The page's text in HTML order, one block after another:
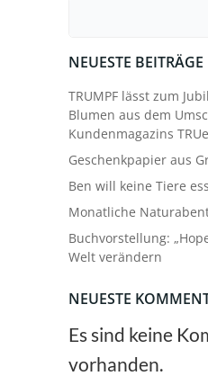
NEUESTE BEITRÄGE
TRUMPF lässt zum
Blumen aus dem
Kundenmagazins
Geschenkpapier aus
Ben will keine Tiere
Monatliche
Buchvorstellung:
Welt verändern
NEUESTE
Es sind keine
vorhanden.